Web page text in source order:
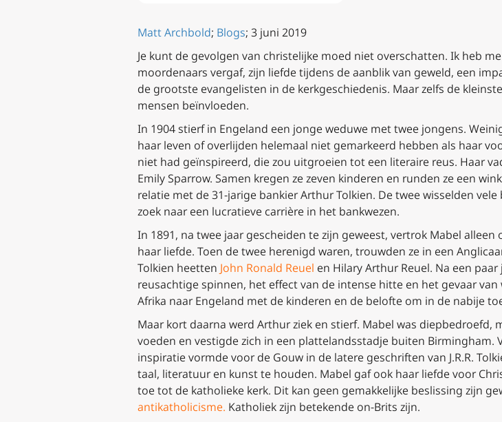
Matt Archbold; Blogs; 3 juni 2019
Je kunt de gevolgen van christelijke moed niet overschatten. Ik heb
moordenaars vergaf, zijn liefde tijdens de aanblik van geweld, een
de grootste evangelisten in de kerkgeschiedenis. Maar zelfs de
mensen beïnvloeden.
In 1904 stierf in Engeland een jonge weduwe met twee jongens.
haar leven of overlijden helemaal niet gemarkeerd hebben als haar
niet had geïnspireerd, die zou uitgroeien tot een literaire reus. Haar
Emily Sparrow. Samen kregen ze zeven kinderen en runden ze een
relatie met de 31-jarige bankier Arthur Tolkien. De twee wisselden
zoek naar een lucratieve carrière in het bankwezen.
In 1891, na twee jaar gescheiden te zijn geweest, vertrok Mabel alleen
haar liefde. Toen de twee herenigd waren, trouwden ze in een
Tolkien heetten John Ronald Reuel en Hilary Arthur Reuel. Na een
reusachtige spinnen, het effect van de intense hitte en het gevaar
Afrika naar Engeland met de kinderen en de belofte om in de nabije
Maar kort daarna werd Arthur ziek en stierf. Mabel was
voeden en vestigde zich in een plattelandsstadje buiten Birmingham.
inspiratie vormde voor de Gouw in de latere geschriften van J.R.R.
taal, literatuur en kunst te houden. Mabel gaf ook haar liefde voor
toe tot de katholieke kerk. Dit kan geen gemakkelijke beslissing zijn
antikatholicisme. Katholiek zijn betekende on-Brits zijn.